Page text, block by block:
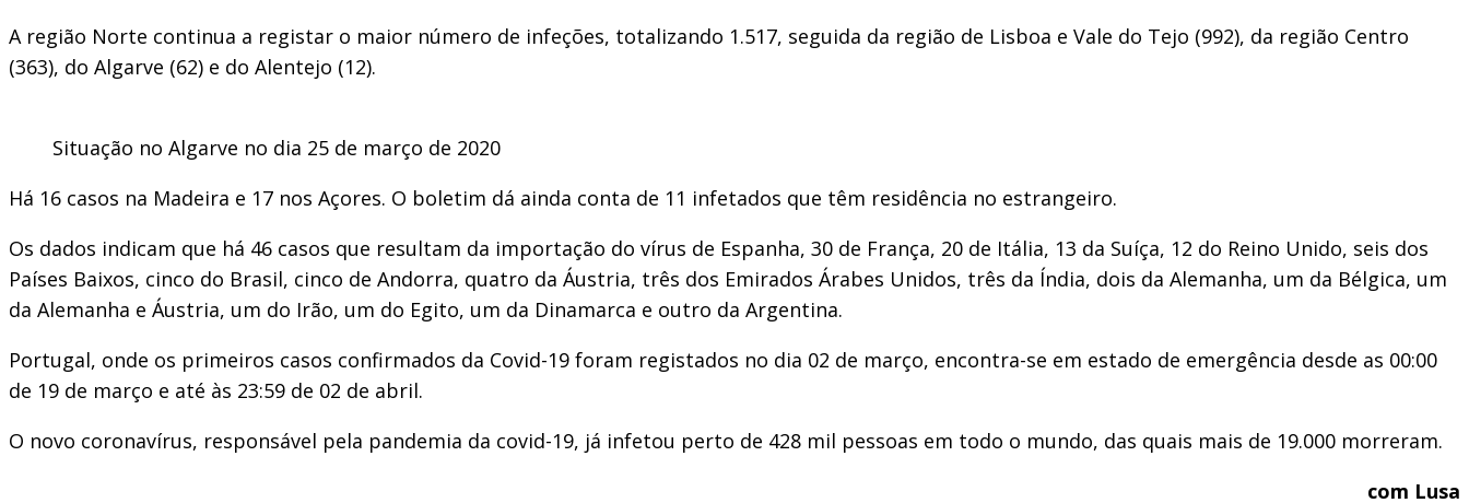
A região Norte continua a registar o maior número de infeções, totalizando 1.517, seguida da região de Lisboa e Vale do Tejo (992), da região Centro
(363), do Algarve (62) e do Alentejo (12).
Situação no Algarve no dia 25 de março de 2020
Há 16 casos na Madeira e 17 nos Açores. O boletim dá ainda conta de 11 infetados que têm residência no estrangeiro.
Os dados indicam que há 46 casos que resultam da importação do vírus de Espanha, 30 de França, 20 de Itália, 13 da Suíça, 12 do Reino Unido, seis dos
Países Baixos, cinco do Brasil, cinco de Andorra, quatro da Áustria, três dos Emirados Árabes Unidos, três da Índia, dois da Alemanha, um da Bélgica, um
da Alemanha e Áustria, um do Irão, um do Egito, um da Dinamarca e outro da Argentina.
Portugal, onde os primeiros casos confirmados da Covid-19 foram registados no dia 02 de março, encontra-se em estado de emergência desde as 00:00
de 19 de março e até às 23:59 de 02 de abril.
O novo coronavírus, responsável pela pandemia da covid-19, já infetou perto de 428 mil pessoas em todo o mundo, das quais mais de 19.000 morreram.
com Lusa